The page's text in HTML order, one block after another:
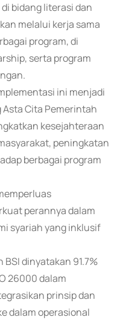
bidang literasi dan
melalui kerja sama
program, di
serta program
ini menjadi
Cita Pemerintah
kesejahteraan
peningkatan
berbagai program
perannya dalam
syariah yang inklusif
dinyatakan 91.7%
26000 dalam
prinsip dan
dalam operasional